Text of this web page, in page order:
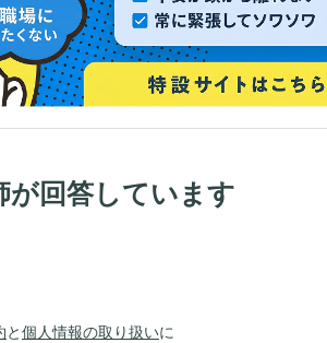
が回答しています
と個人情報の取り扱いに